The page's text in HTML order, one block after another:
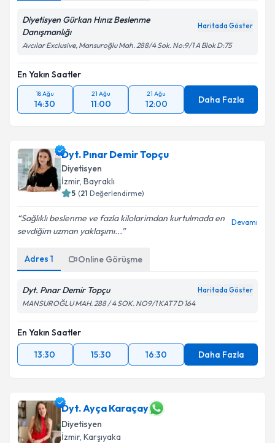
Diyetisyen Gürkan Hınız Beslenme
Danışmanlığı
Haritada Göster
Avcılar Exclusive, Mansuroğlu Mah. 288/4 Sok. No:9/1 A Blok D:75
En Yakın Saatler
18 Ağu
14:30
21 Ağu
11:00
21 Ağu
12:00 Daha Fazla
Dyt. Pınar Demir Topçu
Diyetisyen
İzmir, Bayraklı
5 (21 Değerlendirme)
Sağlıklı beslenme ve fazla kilolarimdan kurtulmada en
sevdiğim uzman yaklaşımı...
Devamı
Adres 1 Online Görüşme
Dyt. Pınar Demir Topçu Haritada Göster
MANSUROĞLU MAH. 288 / 4 SOK. NO9/1 KAT7 D 164
En Yakın Saatler
13:30
15:30 16:30 Daha Fazla
Dyt. Ayça Karaçay
Diyetisyen
İzmir, Karşıyaka